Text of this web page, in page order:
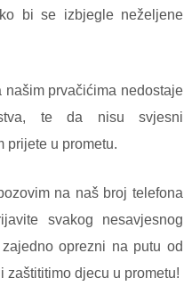
bi se izbjegle neželjene
prvačićima nedostaje
te da nisu svjesni
prijete u prometu.
na naš broj telefona
svakog nesavjesnog
oprezni na putu od
zaštititimo djecu u prometu!